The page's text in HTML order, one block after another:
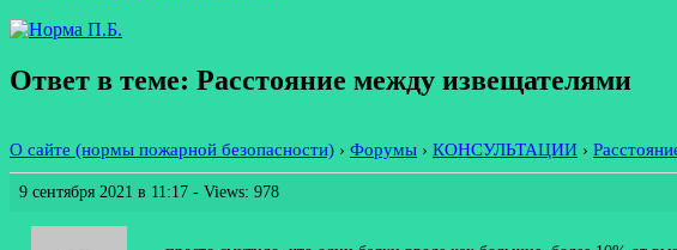
Ответ в теме: Расстояние между извещателями
О сайте (нормы пожарной безопасности) › Форумы › КОНСУЛЬТАЦИИ ›
9 сентября 2021 в 11:17 - Views: 978